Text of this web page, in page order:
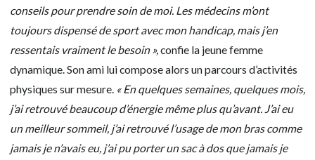
conseils pour prendre soin de moi. Les médecins m’ont
toujours dispensé de sport avec mon handicap, mais j’en
ressentais vraiment le besoin »,confie la jeune femme
dynamique. Son ami lui compose alors un parcours d’activités
physiques sur mesure. « En quelques semaines, quelques mois,
j’ai retrouvé beaucoup d’énergie même plus qu’avant. J’ai eu
un meilleur sommeil, j’ai retrouvé l’usage de mon bras comme
jamais je n’avais eu, j’ai pu porter un sac à dos que jamais je